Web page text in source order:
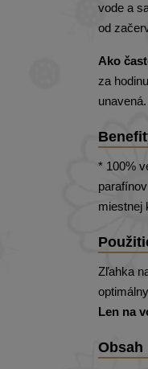
vode a
od
Ako
za
unavená.
* 100%
miestnej
Zľahka
Len na
Obsah